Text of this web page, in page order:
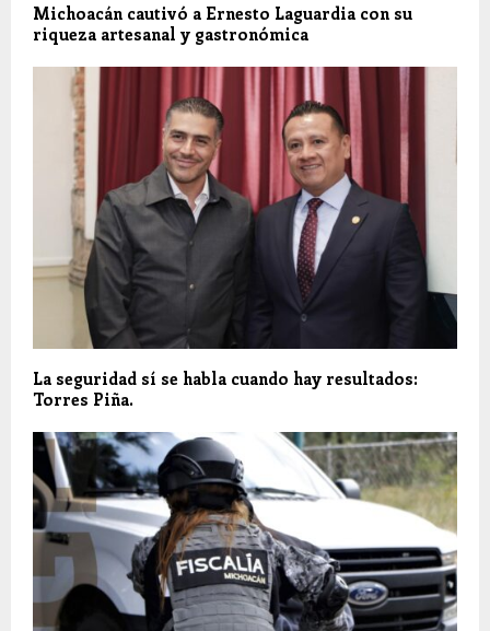
Michoacán cautivó a Ernesto Laguardia con su
riqueza artesanal y gastronómica
La seguridad sí se habla cuando hay resultados:
Torres Piña.